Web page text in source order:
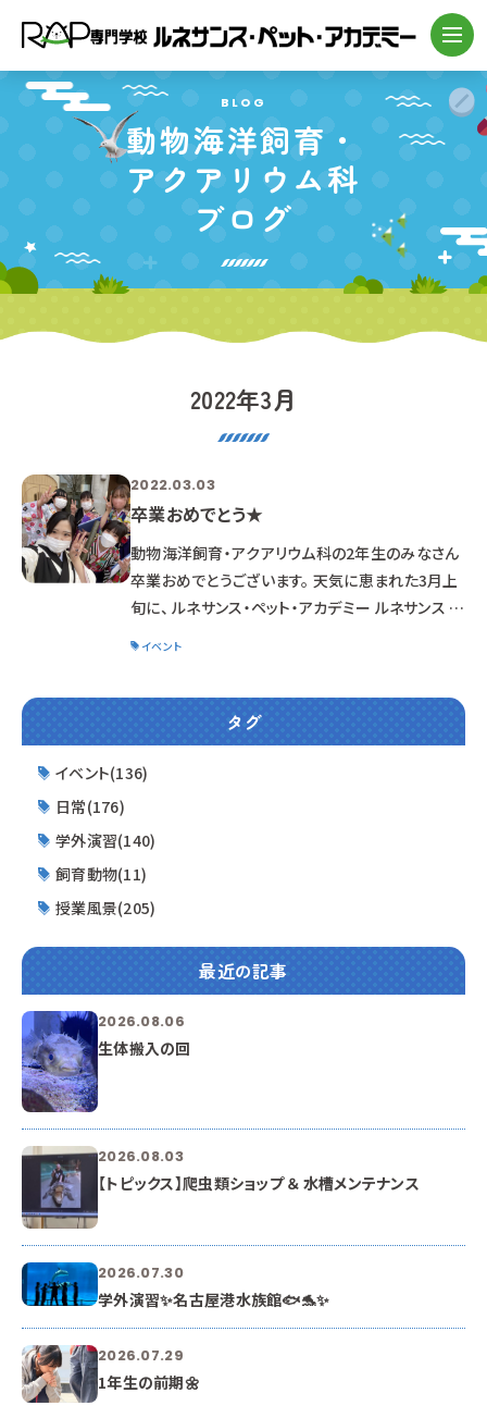
BLOG
動物海洋飼育・
アクアリウム科
ブログ
2022年3月
2022.03.03
卒業おめでとう★
動物海洋飼育・アクアリウム科の2年生のみなさん
卒業おめでとうございます。 天気に恵まれた3月上
旬に、 ルネサンス・ペット・アカデミー ルネサンス デ
無事に開催できました。 入学式からコロナの影響
を受けてきた世代ですが、 無事に社会に巣立って
いく事ができました。 卒業してからの、これからが
イベント
タグ
イベント(136)
日常(176)
学外演習(140)
飼育動物(11)
授業風景(205)
最近の記事
2026.08.06
生体搬入の回
2026.08.03
【トピックス】爬虫類ショップ ＆ 水槽メンテナンス
2026.07.30
学外演習✨名古屋港水族館🐟🐬✨
2026.07.29
1年生の前期🌼